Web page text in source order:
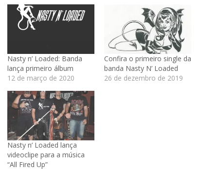
Nasty n’ Loaded: Banda
lança primeiro álbum
12 de março de 2020
Confira o primeiro single da
banda Nasty N’ Loaded
26 de dezembro de 2019
Nasty n’ Loaded lança
videoclipe para a música
“All Fired Up”